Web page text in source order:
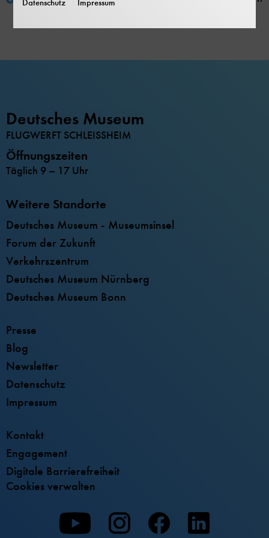
Deutsches Museum
FLUGWERFT SCHLEISSHEIM
Öffnungszeiten
Täglich 9 – 17 Uhr
Weitere Standorte
Deutsches Museum - Museumsinsel
Forum der Zukunft
Verkehrszentrum
Deutsches Museum Nürnberg
Deutsches Museum Bonn
Presse
Blog
Newsletter
Datenschutz
Impressum
Kontakt
Engagement
Digitale Barrierefreiheit
Cookies verwalten
Zu Zu Zu